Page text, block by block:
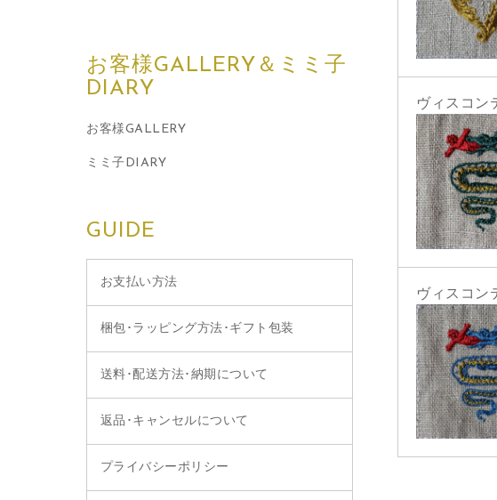
ヴィスコン
ヴィスコン
お客様GALLERY＆ミミ子
DIARY
お客様GALLERY
ミミ子DIARY
GUIDE
お支払い方法
梱包･ラッピング方法･ギフト包装
送料･配送方法･納期について
返品･キャンセルについて
プライバシーポリシー